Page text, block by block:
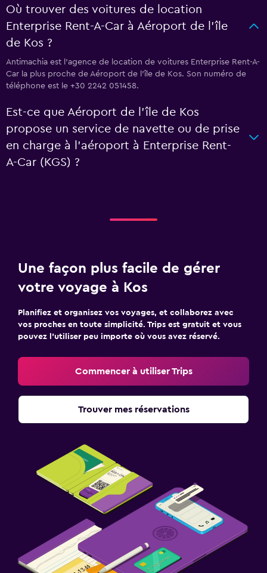
Où trouver des voitures de location
Enterprise Rent-A-Car à Aéroport de l'île
de Kos ?
Antimachia est l'agence de location de voitures Enterprise Rent-A-
Car la plus proche de Aéroport de l'île de Kos. Son numéro de
téléphone est le +30 2242 051458.
Est-ce que Aéroport de l'île de Kos
propose un service de navette ou de prise
en charge à l’aéroport à Enterprise Rent-
A-Car (KGS) ?
Une façon plus facile de gérer
votre voyage à Kos
Planifiez et organisez vos voyages, et collaborez avec
vos proches en toute simplicité. Trips est gratuit et vous
pouvez l’utiliser peu importe où vous avez réservé.
Commencer à utiliser Trips
Trouver mes réservations